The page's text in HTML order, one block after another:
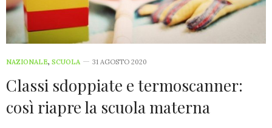
NAZIONALE, SCUOLA 31 AGOSTO 2020
Classi sdoppiate e termoscanner:
così riapre la scuola materna